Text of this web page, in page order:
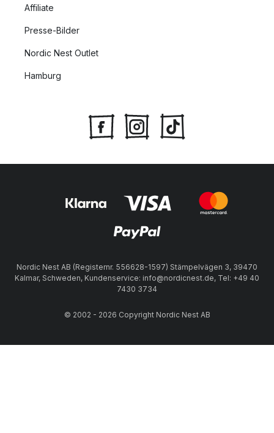
Affiliate
Presse-Bilder
Nordic Nest Outlet
Hamburg
Nordic Nest AB (Registernr. 556628-1597) Stämpelvägen 3, 39470
Kalmar, Schweden, Kundenservice: info@nordicnest.de, Tel: +49 40
7430 3734
© 2002 - 2026 Copyright Nordic Nest AB